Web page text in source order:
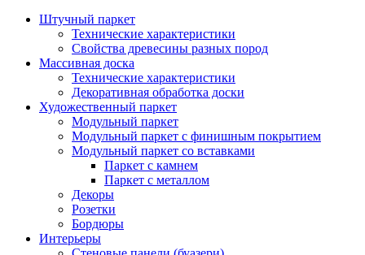
Штучный паркет
Технические характеристики
Свойства древесины разных пород
Массивная доска
Технические характеристики
Декоративная обработка доски
Художественный паркет
Модульный паркет
Модульный паркет с финишным покрытием
Модульный паркет со вставками
Паркет с камнем
Паркет с металлом
Декоры
Розетки
Бордюры
Интерьеры